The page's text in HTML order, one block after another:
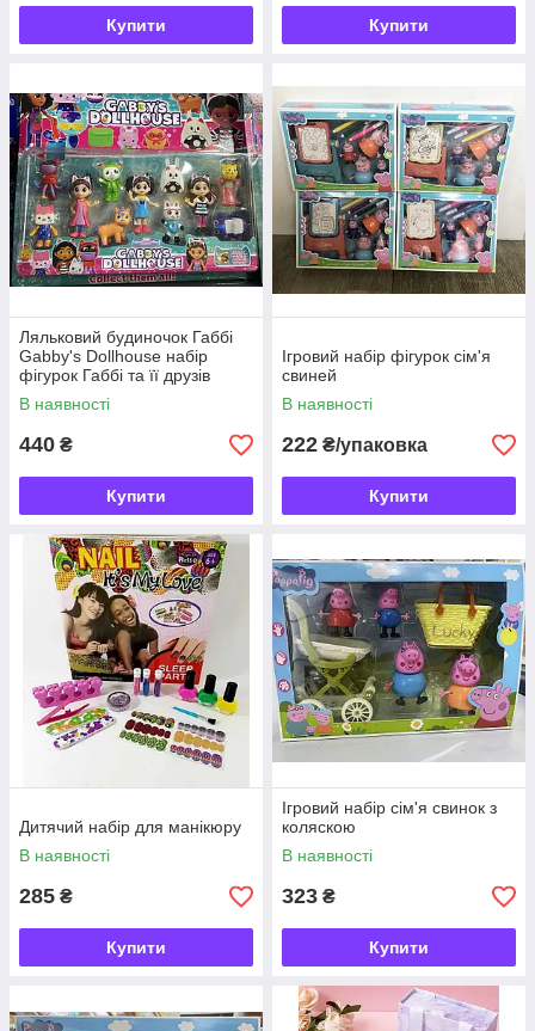
Купити Купити
Ляльковий будиночок Габбі
Gabby's Dollhouse набір
фігурок Габбі та її друзів
В наявності
440 ₴
Купити
Ігровий набір фігурок сім'я
свиней
В наявності
222 ₴/упаковка
Купити
Дитячий набір для манікюру
В наявності
285 ₴
Купити
Ігровий набір сім'я свинок з
коляскою
В наявності
323 ₴
Купити